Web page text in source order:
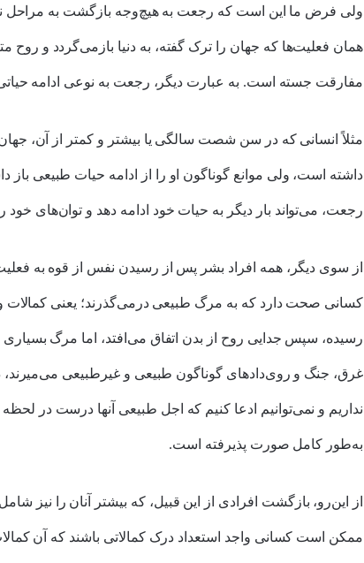
ولی فرض ما این است که رجعت به هیچ‌وجه بازگشت به مراحل
همان فعلیت‌ها که جهان را ترک گفته، به دنیا بازمی‌گردد و روح
مفارقت جسته است. به عبارت دیگر، رجعت به نوعی ادامه
مثلاً‌ انسانی که در سن شصت سالگی یا بیشتر و کمتر از آن،
داشته است، ولی موانع گوناگون او را از ادامه حیات طبیعی باز
رجعت، می‌تواند بار دیگر به حیات خود ادامه دهد و توان‌های خود
از سوی دیگر، همه افراد بشر پس از رسیدن نفس از قوه به
کسانی صحت دارد که به مرگ طبیعی درمی‌گذرند؛ یعنی کمالات
رسیده، سپس جدایی روح از بدن اتفاق می‌افتد، اما مرگ بسیاری
غرق، جنگ و روی‌دادهای گوناگون طبیعی و غیرطبیعی می‌میرند،
نداریم و نمی‌توانیم ادعا کنیم که اجل طبیعی آنها درست در
به‌طور کامل صورت پذیرفته است.
از این‌رو، بازگشت افرادی از این قبیل، که بیشتر آنان را نیز
ممکن است کسانی واجد استعداد درک کمالاتی باشند که آن